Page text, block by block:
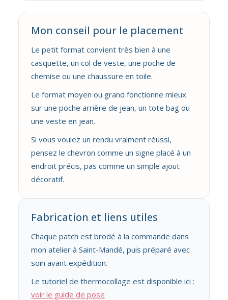
Mon conseil pour le placement
Le petit format convient très bien à une
casquette, un col de veste, une poche de
chemise ou une chaussure en toile.
Le format moyen ou grand fonctionne mieux
sur une poche arrière de jean, un tote bag ou
une veste en jean.
Si vous voulez un rendu vraiment réussi,
pensez le chevron comme un signe placé à un
endroit précis, pas comme un simple ajout
décoratif.
Fabrication et liens utiles
Chaque patch est brodé à la commande dans
mon atelier à Saint-Mandé, puis préparé avec
soin avant expédition.
Le tutoriel de thermocollage est disponible ici :
voir le guide de pose